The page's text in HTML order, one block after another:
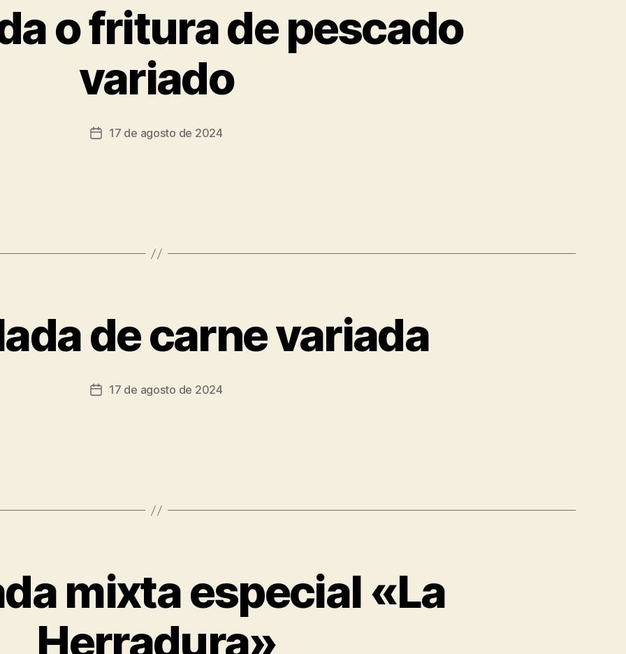
o fritura de pescado
variado
17 de agosto de 2024
de carne variada
17 de agosto de 2024
mixta especial «La
Herradura»